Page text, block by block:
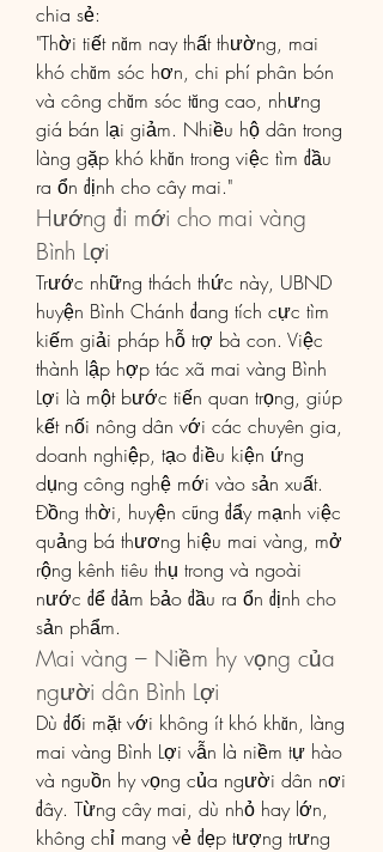
chia sẻ:
"Thời tiết năm nay thất thường, mai
khó chăm sóc hơn, chi phí phân bón
và công chăm sóc tăng cao, nhưng
giá bán lại giảm. Nhiều hộ dân trong
làng gặp khó khăn trong việc tìm đầu
ra ổn định cho cây mai."
Hướng đi mới cho mai vàng
Bình Lợi
Trước những thách thức này, UBND
huyện Bình Chánh đang tích cực tìm
kiếm giải pháp hỗ trợ bà con. Việc
thành lập hợp tác xã mai vàng Bình
Lợi là một bước tiến quan trọng, giúp
kết nối nông dân với các chuyên gia,
doanh nghiệp, tạo điều kiện ứng
dụng công nghệ mới vào sản xuất.
Đồng thời, huyện cũng đẩy mạnh việc
quảng bá thương hiệu mai vàng, mở
rộng kênh tiêu thụ trong và ngoài
nước để đảm bảo đầu ra ổn định cho
sản phẩm.
Mai vàng – Niềm hy vọng của
người dân Bình Lợi
Dù đối mặt với không ít khó khăn, làng
mai vàng Bình Lợi vẫn là niềm tự hào
và nguồn hy vọng của người dân nơi
đây. Từng cây mai, dù nhỏ hay lớn,
không chỉ mang vẻ đẹp tượng trưng